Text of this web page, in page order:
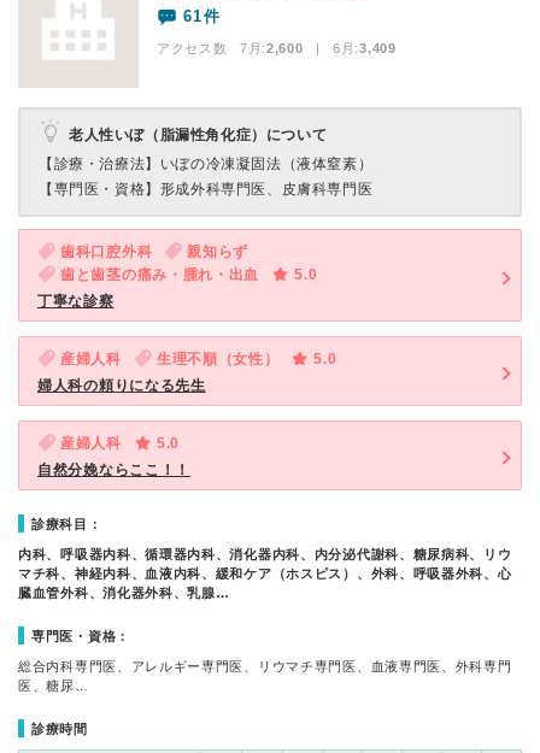
61件
アクセス数 7月:2,600 | 6月:3,409
老人性いぼ（脂漏性角化症）について
【診療・治療法】 いぼの冷凍凝固法（液体窒素）
【専門医・資格】 形成外科専門医、皮膚科専門医
歯科口腔外科
親知らず
歯と歯茎の痛み・腫れ・出血
5.0
丁寧な診察
産婦人科 生理不順（女性）
5.0
婦人科の頼りになる先生
産婦人科
5.0
自然分娩ならここ！！
診療科目：
内科、呼吸器内科、循環器内科、消化器内科、内分泌代謝科、糖尿病科、リウ
マチ科、神経内科、血液内科、緩和ケア（ホスピス）、外科、呼吸器外科、心
臓血管外科、消化器外科、乳腺…
専門医・資格：
総合内科専門医、アレルギー専門医、リウマチ専門医、血液専門医、外科専門
医、糖尿…
診療時間